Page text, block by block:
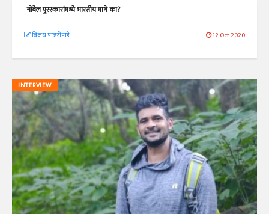
नोबेल पुरस्कारांमध्ये भारतीय मागे का?
विजय पांढरीपांडे 12 Oct 2020
INTERVIEW